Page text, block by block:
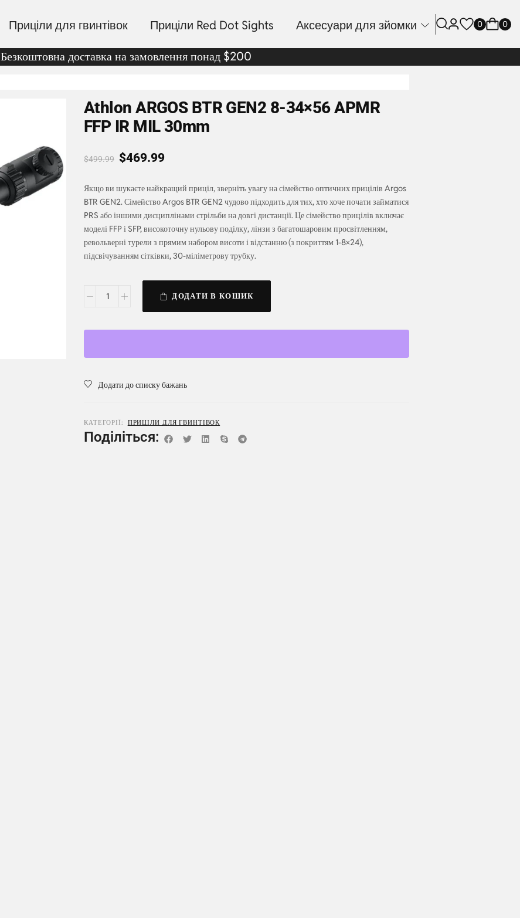
Приціли для гвинтівок Приціли Red Dot Sights Аксесуари для зйомки 0 0
Безкоштовна доставка на замовлення понад $200
Athlon ARGOS BTR GEN2 8-34×56 APMR
FFP IR MIL 30mm
$499.99 $469.99
Якщо ви шукаєте найкращий приціл, зверніть увагу на сімейство оптичних прицілів Argos
BTR GEN2. Сімейство Argos BTR GEN2 чудово підходить для тих, хто хоче почати займатися
PRS або іншими дисциплінами стрільби на довгі дистанції. Це сімейство прицілів включає
моделі FFP і SFP, високоточну нульову поділку, лінзи з багатошаровим просвітленням,
револьверні турели з прямим набором висоти і відстанню (з покриттям 1-8×24),
підсвічуванням сітківки, 30-міліметрову трубку.
ДОДАТИ В КОШИК
Додати до списку бажань
КАТЕГОРІЇ: ПРИЦІЛИ ДЛЯ ГВИНТІВОК
Поділіться: